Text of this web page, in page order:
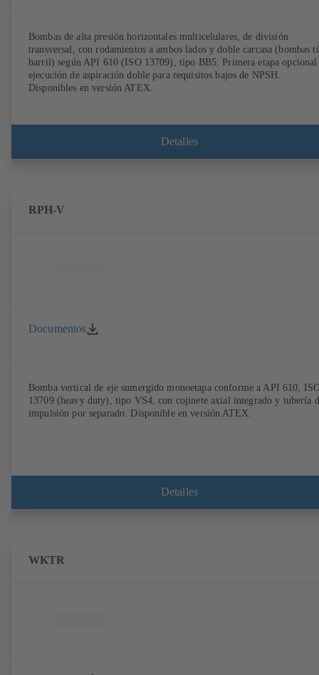
Bombas de alta presión horizontales multicelulares, de división
transversal, con rodamientos a ambos lados y doble carcasa (bombas
barril) según API 610 (ISO 13709), tipo BB5. Primera etapa opcional
ejecución de aspiración doble para requisitos bajos de NPSH.
Disponibles en versión ATEX.
Detalles
RPH-V
Documentos
Bomba vertical de eje sumergido monoetapa conforme a API 610,
13709 (heavy duty), tipo VS4, con cojinete axial integrado y tubería
impulsión por separado. Disponible en versión ATEX.
Detalles
WKTR